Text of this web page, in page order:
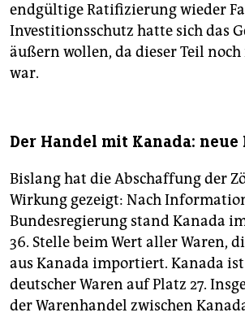
endgültige Ratifizierung wieder
Investitionsschutz hatte sich das
äußern wollen, da dieser Teil
war.
Der Handel mit Kanada:
Bislang hat die Abschaffung der
Wirkung gezeigt: Nach
Bundesregierung stand Kanada
36. Stelle beim Wert aller Waren,
aus Kanada importiert. Kanada
deutscher Waren auf Platz 27.
der Warenhandel zwischen